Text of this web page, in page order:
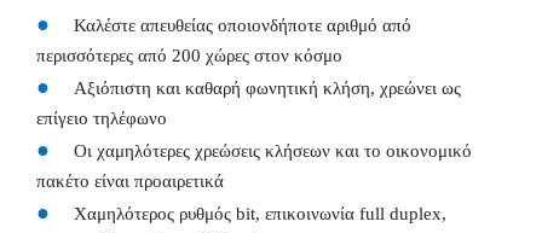
●
Καλέστε απευθείας οποιονδήποτε αριθμό από
περισσότερες από 200 χώρες στον κόσμο
●
Αξιόπιστη και καθαρή φωνητική κλήση, χρεώνει ως
επίγειο τηλέφωνο
●
Οι χαμηλότερες χρεώσεις κλήσεων και το οικονομικό
πακέτο είναι προαιρετικά
●
Χαμηλότερος ρυθμός bit, επικοινωνία full duplex,